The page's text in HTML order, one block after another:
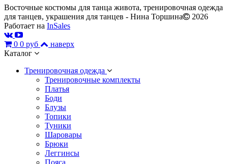
Восточные костюмы для танца живота, тренировочная одежда
для танцев, украшения для танцев - Нина Торшина
2026
Работает на InSales
0 0 руб
наверх
Каталог
Тренировочная одежда
Тренировочные комплекты
Платья
Боди
Блузы
Топики
Туники
Шаровары
Брюки
Леггинсы